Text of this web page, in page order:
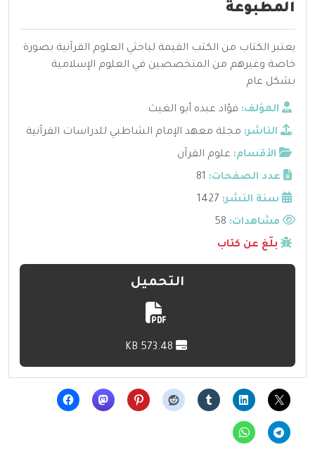
المطبوعة
يعتبر الكتاب من الكتب القيمة لباحثي العلوم القرآنية بصورة
خاصة وغيرهم من المتخصصين في العلوم الإسلامية
بشكل عام
المؤلف: فؤاد عبده أبو الغيث
الناشر: مجلة معهد الإمام الشاطبي للدراسات القرآنية
الأقسام: علوم القرآن
عدد الصفحات: 81
سنة النشر: 1427
مشاهدات:
بلّغ عن كتاب
التحميل